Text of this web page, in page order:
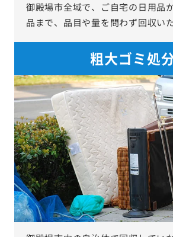
御殿場市全域で、ご自宅の日用品
品まで、品目や量を問わず回収い
粗大ゴミ処